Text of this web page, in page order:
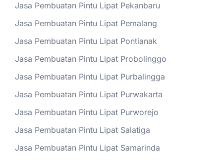
Jasa Pembuatan Pintu Lipat Pekanbaru
Jasa Pembuatan Pintu Lipat Pemalang
Jasa Pembuatan Pintu Lipat Pontianak
Jasa Pembuatan Pintu Lipat Probolinggo
Jasa Pembuatan Pintu Lipat Purbalingga
Jasa Pembuatan Pintu Lipat Purwakarta
Jasa Pembuatan Pintu Lipat Purworejo
Jasa Pembuatan Pintu Lipat Salatiga
Jasa Pembuatan Pintu Lipat Samarinda